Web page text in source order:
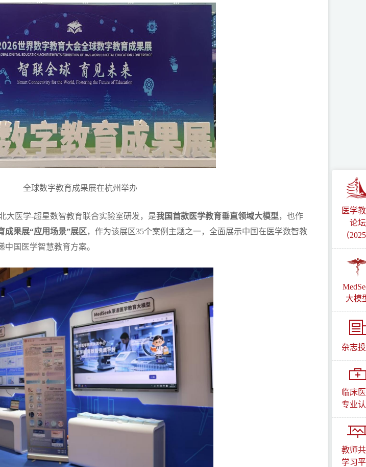
医学
论坛
（
大模
杂志
临床
专业
教师
学习
全球数字教育成果展在杭州举办
大医学-超星数智教育联合实验室研发，是我国首款医学教育垂直领域大模型 ，也作
成果展“应用场景”展区 ，作为该展区35个案例主题之一，全面展示中国在医学数智教
国医学智慧教育方案。